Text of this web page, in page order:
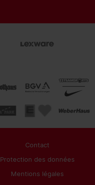
Contact
Protection des données
Mentions légales